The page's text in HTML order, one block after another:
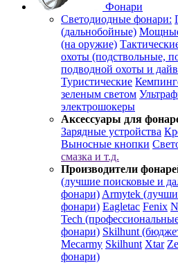
Фонари
Светодиодные фонари:
(дальнобойные)
(на оружие)
охоты (подствольные,
подводной охоты и
Туристические
зеленым светом
электрошокеры
Аксессуары для
Зарядные устройства
Выносные кнопки
смазка и т.д.
Производители
(лучшие поисковые и
фонари) Armytek
фонари) Eagletac Fenix
Tech
фонари) Skilhunt
Mecarmy Skilhunt Xtar
фонари)